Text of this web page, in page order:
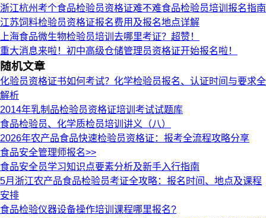
浙江杭州考个食品检验员资格证难不难食品检验员培训报名指南
江苏饲料检验员资格证报名费用及报名地点详解
上海食品微生物检验员培训去哪里考证？超赞！
重大消息来啦！初中高级仓储管理员资格证开始报名啦！
随机文章
化验员资格证书如何考试？化学检验员报名、认证时间与要求全
解析
2014年乳制品检验员资格证培训考试试题库
食品检验员、化学质检员培训讲义（八）
2026年农产品食品快速检验员资格证：报考全流程攻略分享
食品安全管理师报名>>
食品安全员学习知识点要素分析及新手入行指南
5月浙江农产品食品检验员考证全攻略：报名时间、地点及课程
安排
食品检验仪器设备操作培训课程哪里报名?